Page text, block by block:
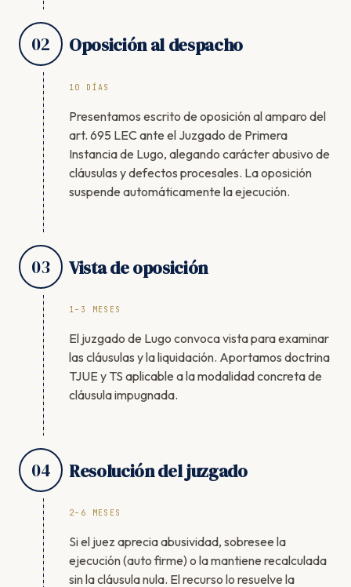
02 Oposición al despacho
10 DÍAS
Presentamos escrito de oposición al amparo del
art. 695 LEC ante el Juzgado de Primera
Instancia de Lugo, alegando carácter abusivo de
cláusulas y defectos procesales. La oposición
suspende automáticamente la ejecución.
03 Vista de oposición
1–3 MESES
El juzgado de Lugo convoca vista para examinar
las cláusulas y la liquidación. Aportamos doctrina
TJUE y TS aplicable a la modalidad concreta de
cláusula impugnada.
04 Resolución del juzgado
2–6 MESES
Si el juez aprecia abusividad, sobresee la
ejecución (auto firme) o la mantiene recalculada
sin la cláusula nula. El recurso lo resuelve la